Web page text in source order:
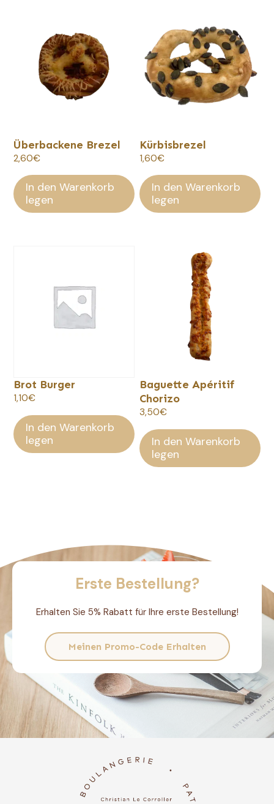
Überbackene Brezel
2,60€
In den Warenkorb
legen
Kürbisbrezel
1,60€
In den Warenkorb
legen
Brot Burger
1,10€
In den Warenkorb
legen
Baguette Apéritif
Chorizo
3,50€
In den Warenkorb
legen
Erste Bestellung?
Erhalten Sie 5% Rabatt für Ihre erste Bestellung!
Meinen Promo-Code Erhalten